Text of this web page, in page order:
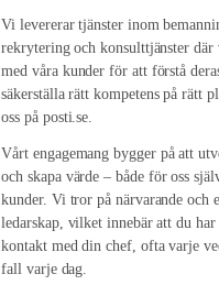
Vi levererar tjänster inom
rekrytering och konsulttjänster där
med våra kunder för att förstå
säkerställa rätt kompetens på rätt
oss på posti.se.
Vårt engagemang bygger på att
och skapa värde – både för oss
kunder. Vi tror på närvarande och
ledarskap, vilket innebär att du har
kontakt med din chef, ofta varje
fall varje dag.